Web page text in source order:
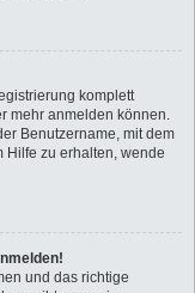
komplett
mehr anmelden können.
Benutzername, mit dem
Hilfe zu erhalten, wende
und das richtige